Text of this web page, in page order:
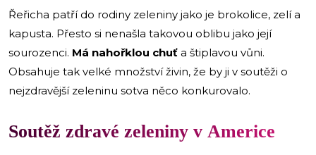
Řeřicha patří do rodiny zeleniny jako je brokolice, zelí a
kapusta. Přesto si nenašla takovou oblibu jako její
sourozenci. Má nahořklou chuť a štiplavou vůni.
Obsahuje tak velké množství živin, že by ji v soutěži o
nejzdravější zeleninu sotva něco konkurovalo.
Soutěž zdravé zeleniny v Americe